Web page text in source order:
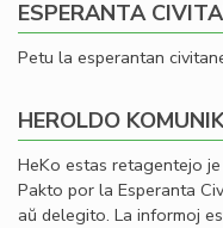
ESPERANTA
Petu la esperantan
HEROLDO
HeKo estas retagentejo
Pakto por la Esperanta
aŭ delegito. La informoj